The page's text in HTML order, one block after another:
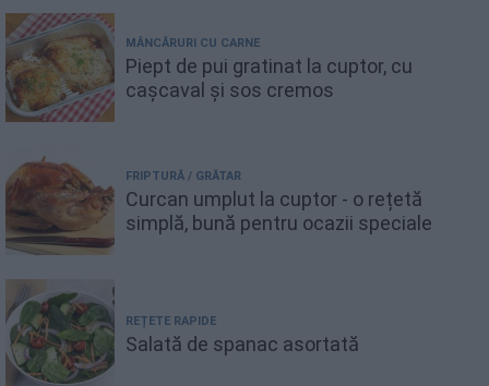
MÂNCĂRURI CU CARNE
Piept de pui gratinat la cuptor, cu
cașcaval și sos cremos
FRIPTURĂ / GRĂTAR
Curcan umplut la cuptor - o rețetă
simplă, bună pentru ocazii speciale
REȚETE RAPIDE
Salată de spanac asortată